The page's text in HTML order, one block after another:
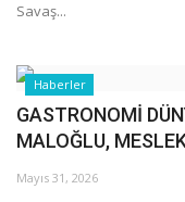
Lezzet Durakları
Röportajlar
Gezi - Yorum
Sizlerden Gelenler
Savaş...
Haberler
GASTRONOMİ
MALOĞLU,
Mayıs 31, 2026